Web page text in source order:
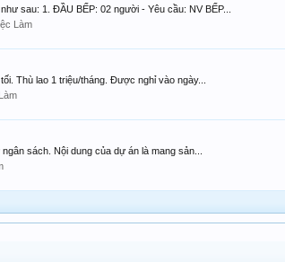
sau: 1. ĐẦU BẾP: 02 người - Yêu cầu: NV BẾP...
Làm
Thù lao 1 triệu/tháng. Được nghỉ vào ngày...
sách. Nội dung của dự án là mang sản...